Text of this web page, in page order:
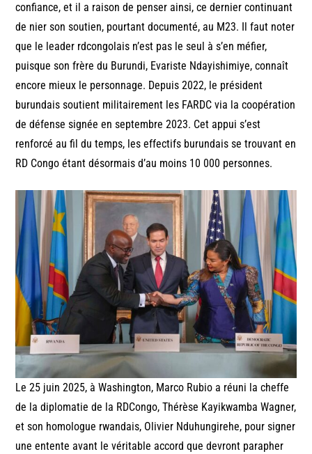
confiance, et il a raison de penser ainsi, ce dernier continuant
de nier son soutien, pourtant documenté, au M23. Il faut noter
que le leader rdcongolais n’est pas le seul à s’en méfier,
puisque son frère du Burundi, Evariste Ndayishimiye, connaît
encore mieux le personnage. Depuis 2022, le président
burundais soutient militairement les FARDC via la coopération
de défense signée en septembre 2023. Cet appui s’est
renforcé au fil du temps, les effectifs burundais se trouvant en
RD Congo étant désormais d’au moins 10 000 personnes.
Le 25 juin 2025, à Washington, Marco Rubio a réuni la cheffe
de la diplomatie de la RDCongo, Thérèse Kayikwamba Wagner,
et son homologue rwandais, Olivier Nduhungirehe, pour signer
une entente avant le véritable accord que devront parapher